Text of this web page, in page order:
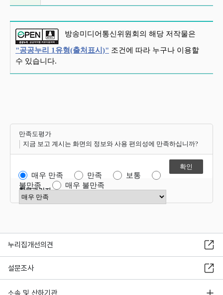
방송미디어통신위원회의 해당 저작물은
"공공누리 1유형(출처표시)" 조건에 따라 누구나 이용할
수 있습니다.
만족도평가
지금 보고 계시는 화면의 정보와 사용 편의성에 만족하십니까?
매우 만족 만족
보통
불만족
매우 불만족
만족도 점수 선택
항목관리자
누리집개선의견
설문조사
소속 및 산하기관